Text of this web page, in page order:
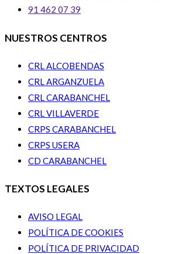
91 462 07 39
NUESTROS CENTROS
CRL ALCOBENDAS
CRL ARGANZUELA
CRL CARABANCHEL
CRL VILLAVERDE
CRPS CARABANCHEL
CRPS USERA
CD CARABANCHEL
TEXTOS LEGALES
AVISO LEGAL
POLÍTICA DE COOKIES
POLÍTICA DE PRIVACIDAD